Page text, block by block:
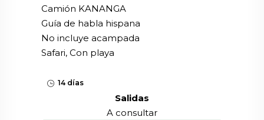
Camión KANANGA
Guía de habla hispana
No incluye acampada
Safari, Con playa
14 días
Salidas
A consultar